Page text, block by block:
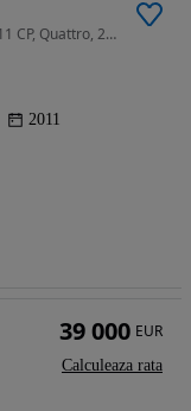
1984 cm3 • 211 CP • Audi Q5 S-Line, 2.0 TFSI, 211 CP, Quattro, 2011
2011
39 000 EUR
Calculeaza rata